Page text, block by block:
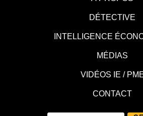
DÉTECTIVE
INTELLIGENCE
MÉDIAS
VIDÉOS IE /
CONTACT